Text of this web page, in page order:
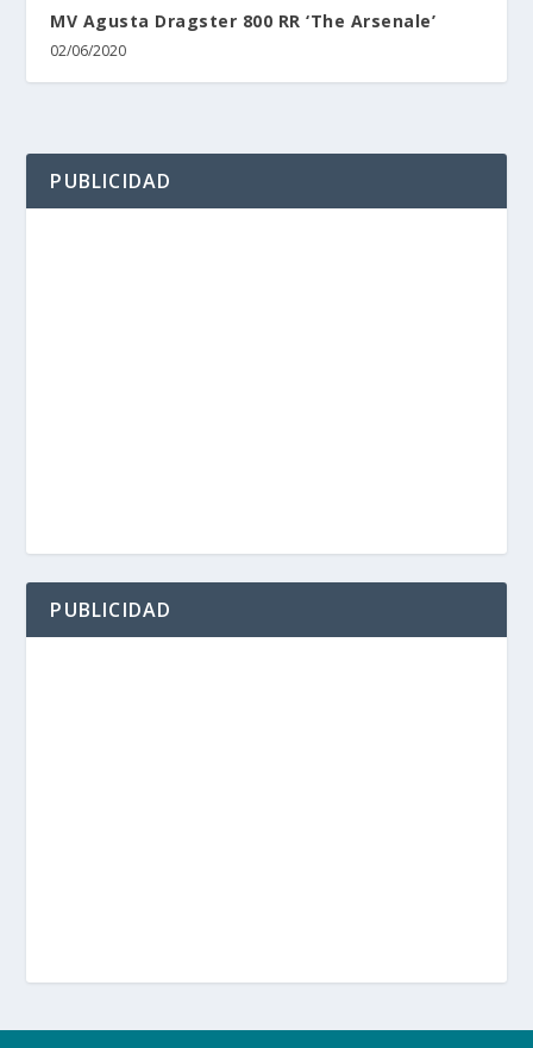
MV Agusta Dragster 800 RR ‘The Arsenale’
02/06/2020
PUBLICIDAD
PUBLICIDAD